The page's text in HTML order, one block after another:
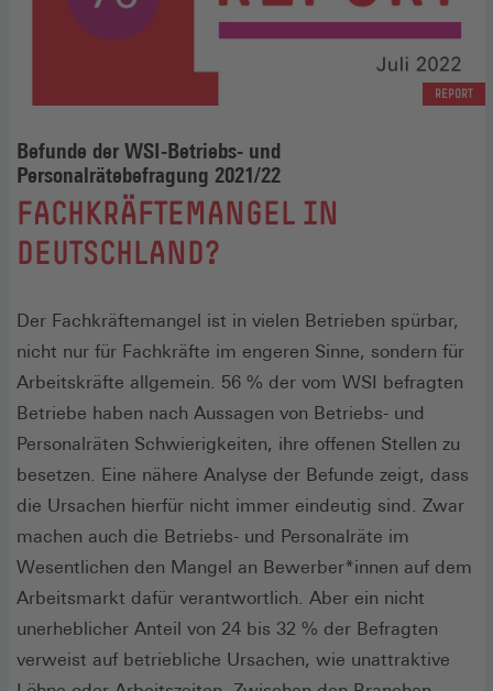
REPORT
Befunde der WSI-Betriebs- und
Personalrätebefragung 2021/22
:
FACHKRÄFTEMANGEL IN
DEUTSCHLAND?
Der Fachkräftemangel ist in vielen Betrieben spürbar,
nicht nur für Fachkräfte im engeren Sinne, sondern für
Arbeitskräfte allgemein. 56 % der vom WSI befragten
Betriebe haben nach Aussagen von Betriebs- und
Personalräten Schwierigkeiten, ihre offenen Stellen zu
besetzen. Eine nähere Analyse der Befunde zeigt, dass
die Ursachen hierfür nicht immer eindeutig sind. Zwar
machen auch die Betriebs- und Personalräte im
Wesentlichen den Mangel an Bewerber*innen auf dem
Arbeitsmarkt dafür verantwortlich. Aber ein nicht
unerheblicher Anteil von 24 bis 32 % der Befragten
verweist auf betriebliche Ursachen, wie unattraktive